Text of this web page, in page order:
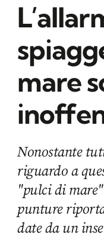
mare
Nonostante
riguardo a
"pulci di mare"
punture
date da un